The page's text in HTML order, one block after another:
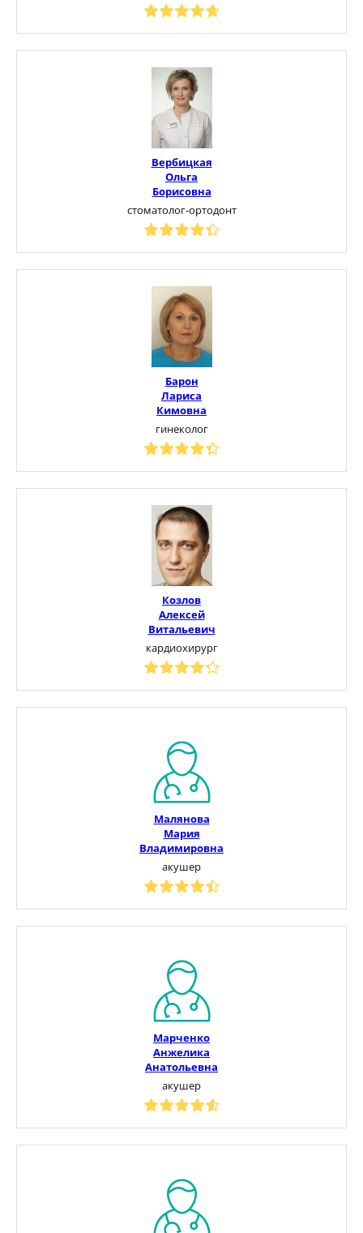
Вербицкая
Ольга
Борисовна
стоматолог-ортодонт
Барон
Лариса
Кимовна
гинеколог
Козлов
Алексей
Витальевич
кардиохирург
Малянова
Мария
Владимировна
акушер
Марченко
Анжелика
Анатольевна
акушер